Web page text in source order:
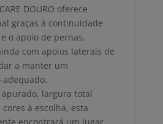
DOURO oferece
graças à continuidade
o apoio de pernas.
com apoios laterais de
a manter um
adequado.
apurado, largura total
à escolha, esta